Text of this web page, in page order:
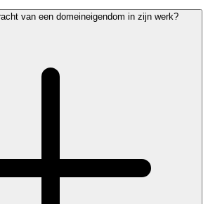
van een domeineigendom in zijn werk?